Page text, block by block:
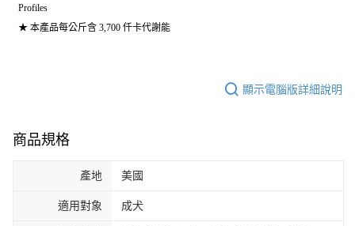
Profiles
★ 本產品每公斤含 3,700 仟卡代謝能
顯示電腦版詳細說明
商品規格
產地 美國
適用對象 成犬